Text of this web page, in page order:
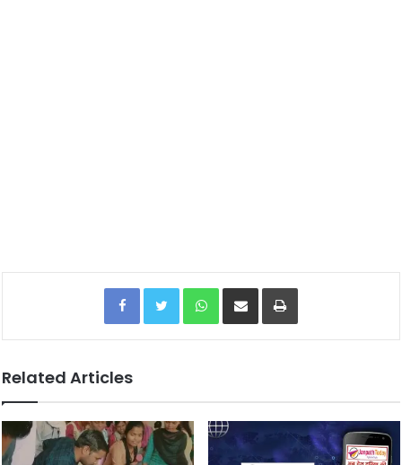
Facebook Twitter WhatsApp
Related Articles